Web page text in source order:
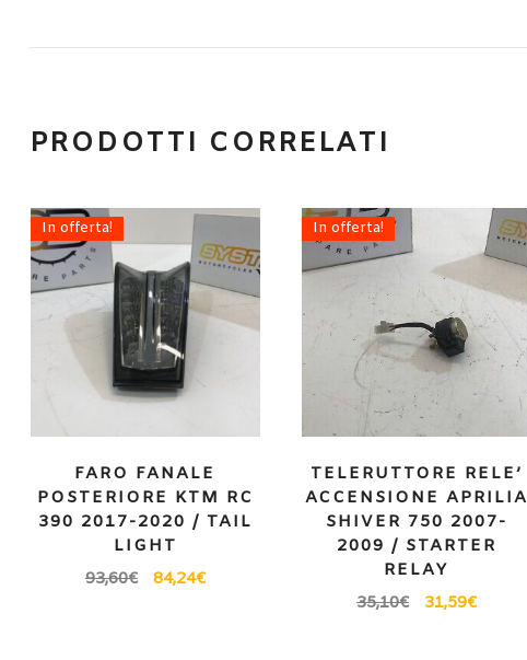
PRODOTTI CORRELATI
In offerta!
FARO FANALE
POSTERIORE KTM RC
390 2017-2020 / TAIL
LIGHT
93,60€ 84,24€
In offerta!
TELERUTTORE RELE’
ACCENSIONE APRILIA
SHIVER 750 2007-
2009 / STARTER
RELAY
35,10€ 31,59€